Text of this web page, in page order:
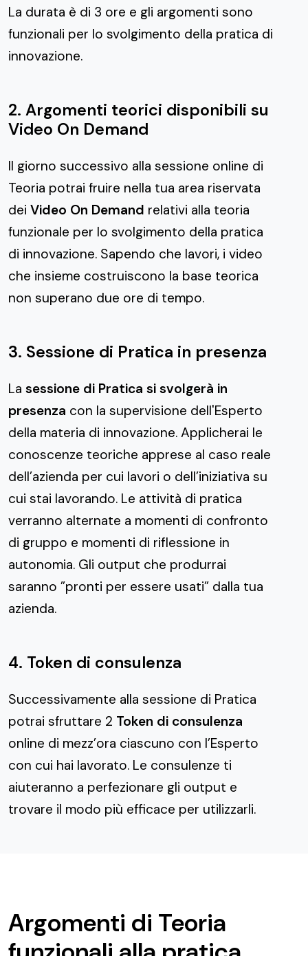
La durata è di 3 ore e gli argomenti sono
funzionali per lo svolgimento della pratica di
innovazione.
2. Argomenti teorici disponibili su
Video On Demand
Il giorno successivo alla sessione online di
Teoria potrai fruire nella tua area riservata
dei Video On Demand relativi alla teoria
funzionale per lo svolgimento della pratica
di innovazione. Sapendo che lavori, i video
che insieme costruiscono la base teorica
non superano due ore di tempo.
3. Sessione di Pratica in presenza
La sessione di Pratica si svolgerà in
presenza con la supervisione dell'Esperto
della materia di innovazione. Applicherai le
conoscenze teoriche apprese al caso reale
dell’azienda per cui lavori o dell’iniziativa su
cui stai lavorando. Le attività di pratica
verranno alternate a momenti di confronto
di gruppo e momenti di riflessione in
autonomia. Gli output che produrrai
saranno ”pronti per essere usati” dalla tua
azienda.
4. Token di consulenza
Successivamente alla sessione di Pratica
potrai sfruttare 2 Token di consulenza
online di mezz’ora ciascuno con l’Esperto
con cui hai lavorato. Le consulenze ti
aiuteranno a perfezionare gli output e
trovare il modo più efficace per utilizzarli.
Argomenti di Teoria